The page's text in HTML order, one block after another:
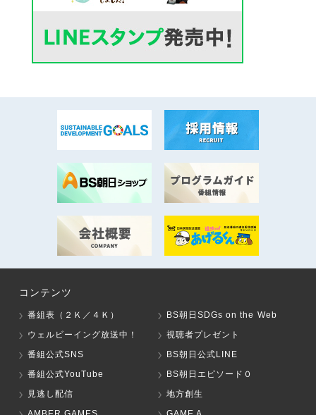
コンテンツ
番組表（２Ｋ／４Ｋ）
BS朝日SDGs on the Web
ウェルビーイング放送中！
視聴者プレゼント
番組公式SNS
BS朝日公式LINE
番組公式YouTube
BS朝日エピソード０
見逃し配信
地方創生